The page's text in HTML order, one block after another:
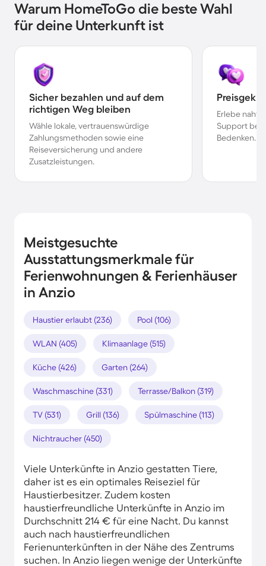
Warum HomeToGo die beste Wahl
für deine Unterkunft ist
Sicher bezahlen und auf dem
richtigen Weg bleiben
Wähle lokale, vertrauenswürdige
Zahlungsmethoden sowie eine
Reiseversicherung und andere
Zusatzleistungen.
Erlebe
Support bei
Bedenken.
Meistgesuchte
Ausstattungsmerkmale für
Ferienwohnungen & Ferienhäuser
in Anzio
Haustier erlaubt (236) Pool (106)
WLAN (405) Klimaanlage (515)
Küche (426) Garten (264)
Waschmaschine (331) Terrasse/Balkon (319)
TV (531) Grill (136) Spülmaschine (113)
Nichtraucher (450)
Viele Unterkünfte in Anzio gestatten Tiere,
daher ist es ein optimales Reiseziel für
Haustierbesitzer. Zudem kosten
haustierfreundliche Unterkünfte in Anzio im
Durchschnitt 214 € für eine Nacht. Du kannst
auch nach haustierfreundlichen
Ferienunterkünften in der Nähe des Zentrums
suchen. In Anzio liegen wenige der Unterkünfte